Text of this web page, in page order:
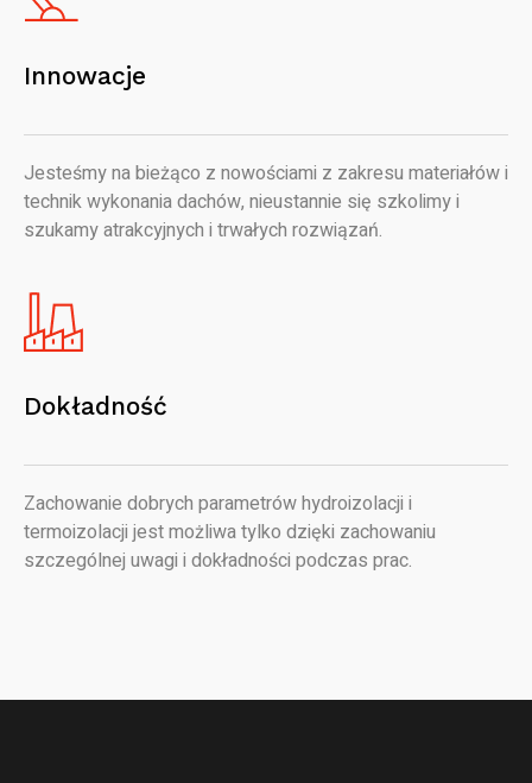
Innowacje
Jesteśmy na bieżąco z nowościami z zakresu materiałów i
technik wykonania dachów, nieustannie się szkolimy i
szukamy atrakcyjnych i trwałych rozwiązań.
Dokładność
Zachowanie dobrych parametrów hydroizolacji i
termoizolacji jest możliwa tylko dzięki zachowaniu
szczególnej uwagi i dokładności podczas prac.